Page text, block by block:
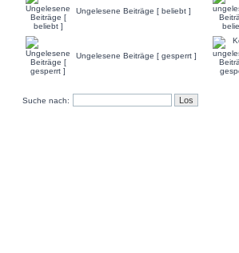
Ungelesene Beiträge [ beliebt ]
Ungelesene Beiträge [ gesperrt ]
Suche nach: